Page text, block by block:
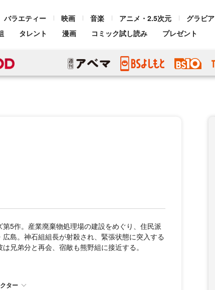
バラエティー 映画 音楽 アニメ・2.5次元 グラビア
タレント 漫画 コミック試し読み プレゼント
5作。産業廃棄物処理場の建設をめぐり、住民派
島。神石組組長が射殺され、緊張状態に突入する
兄弟分と再会、宿敵も熊野組に接近する。
ター